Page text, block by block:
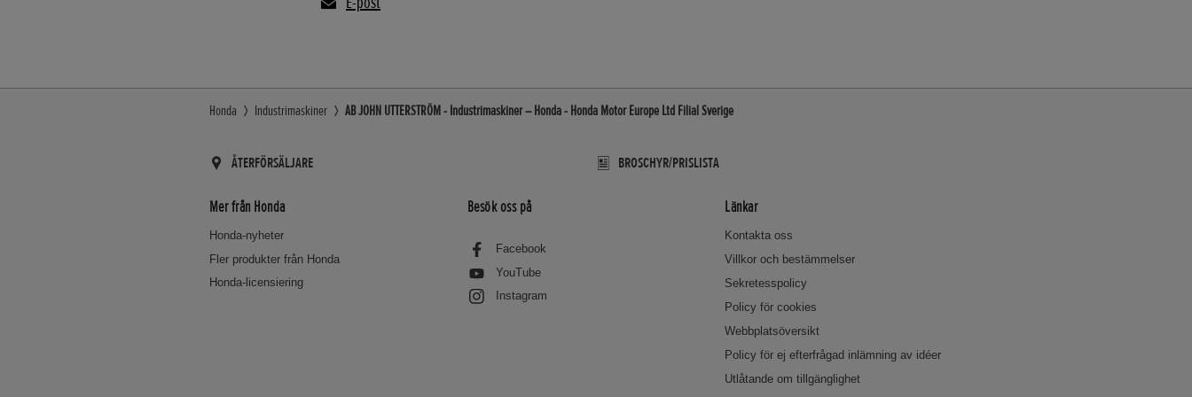
Honda Industrimaskiner AB JOHN UTTERSTRÖM - Industrimaskiner – Honda - Honda Motor Europe Ltd Filial Sverige
ÅTERFÖRSÄLJARE BROSCHYR/PRISLISTA
Mer från Honda
Honda-nyheter
Fler produkter från Honda
Honda-licensiering
Besök oss på
Facebook
YouTube
Instagram
Länkar
Kontakta oss
Villkor och bestämmelser
Sekretesspolicy
Policy för cookies
Webbplatsöversikt
Policy för ej efterfrågad inlämning av idéer
Utlåtande om tillgänglighet